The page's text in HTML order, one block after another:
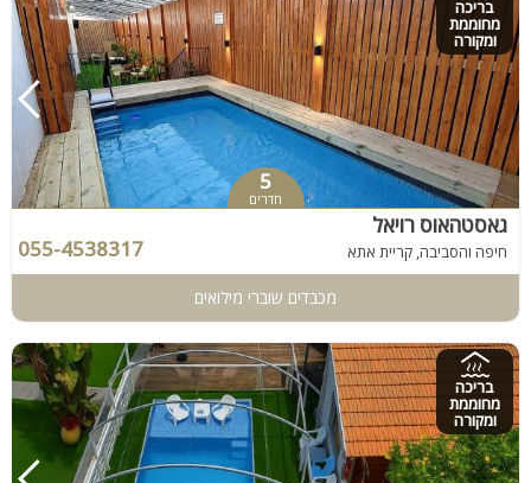
בריכה
מחוממת
ומקורה
5
חדרים
גאסטהאוס רויאל
חיפה והסביבה, קריית אתא 055-4538317
מכבדים שוברי מילואים
בריכה
מחוממת
ומקורה